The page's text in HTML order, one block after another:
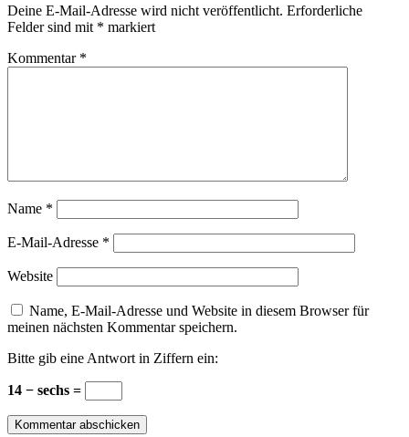
Deine E-Mail-Adresse wird nicht veröffentlicht. Erforderliche
Felder sind mit * markiert
Kommentar *
Name *
E-Mail-Adresse *
Website
Name, E-Mail-Adresse und Website in diesem Browser für
meinen nächsten Kommentar speichern.
Bitte gib eine Antwort in Ziffern ein:
14 − sechs =